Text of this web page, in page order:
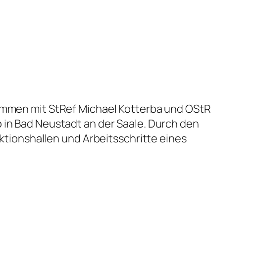
mit StRef Michael Kotterba und OStR
Bad Neustadt an der Saale. Durch den
und Arbeitsschritte eines